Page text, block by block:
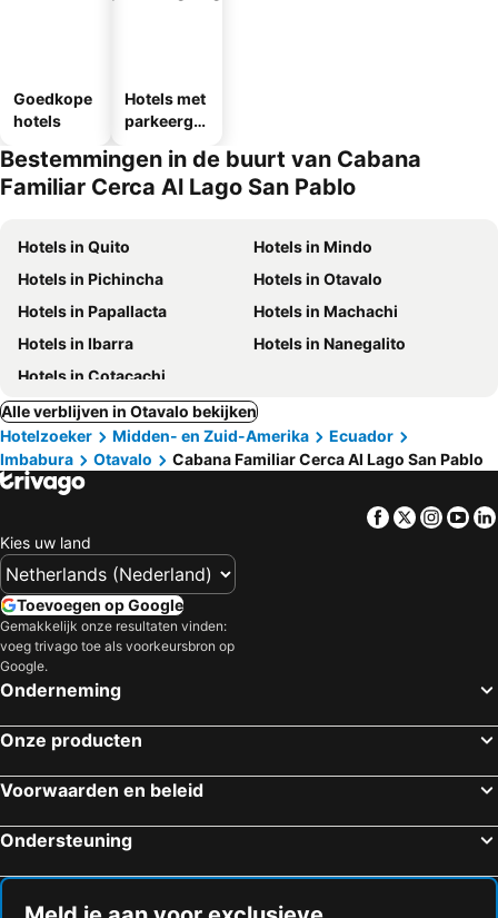
Goedkope
hotels
Hotels met
parkeergel
Bestemmingen in de buurt van Cabana
Familiar Cerca Al Lago San Pablo
Hotels in Quito
Hotels in Mindo
Hotels in Pichincha
Hotels in Otavalo
Hotels in Papallacta
Hotels in Machachi
Hotels in Ibarra
Hotels in Nanegalito
Hotels in Cotacachi
Alle verblijven in Otavalo bekijken
Hotelzoeker
Midden- en Zuid-Amerika
Ecuador
Imbabura
Otavalo Cabana Familiar Cerca Al Lago San Pablo
Facebook
Twitter
Kies uw land
Toevoegen op Google
Gemakkelijk onze resultaten vinden:
voeg trivago toe als voorkeursbron op
Google.
Onderneming
Onze producten
Voorwaarden en beleid
Ondersteuning